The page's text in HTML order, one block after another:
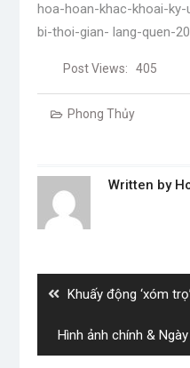
hoa-hoan-khac-khoai-
bi-thoi-gian- lang-quen-
Post Views: 405
Phong Thủy
Written by
Previous
Khuấy động ‘xóm
Next
post:
Hình ảnh chính &